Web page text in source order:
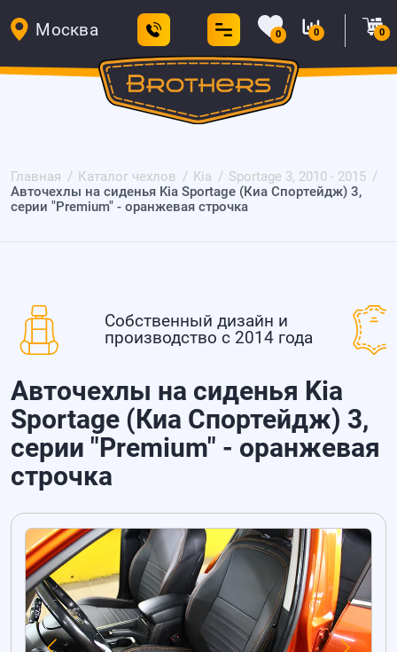
Москва 0 0 0
Главная Каталог чехлов Kia
Sportage 3, 2010 - 2015
Авточехлы на сиденья Kia Sportage (Киа Спортейдж) 3,
серии "Premium" - оранжевая строчка
Собственный дизайн и
производство с 2014 года
Авточехлы на сиденья Kia
Sportage (Киа Спортейдж) 3,
серии "Premium" - оранжевая
строчка